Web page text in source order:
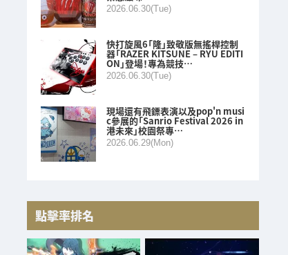
2026.06.30(Tue)
快打旋風6「隆」致敬版無搖桿控制
器「RAZER KITSUNE – RYU EDITI
ON」登場！專為競技…
2026.06.30(Tue)
現場還有飛鏢表演以及pop'n musi
c參展的「Sanrio Festival 2026 in
港未來」校園祭專…
2026.06.29(Mon)
點擊率排名